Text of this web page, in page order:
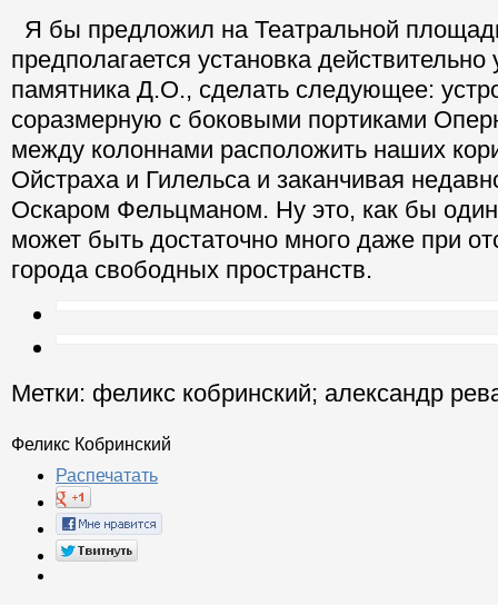
Я бы предложил на Театральной
предполагается установка действительно
памятника Д.О., сделать следующее:
соразмерную с боковыми портиками
между колоннами расположить наших
Ойстраха и Гилельса и заканчивая
Оскаром Фельцманом. Ну это, как бы
может быть достаточно много даже при
города свободных пространств.
Метки: феликс кобринский; александр
Феликс Кобринский
Распечатать